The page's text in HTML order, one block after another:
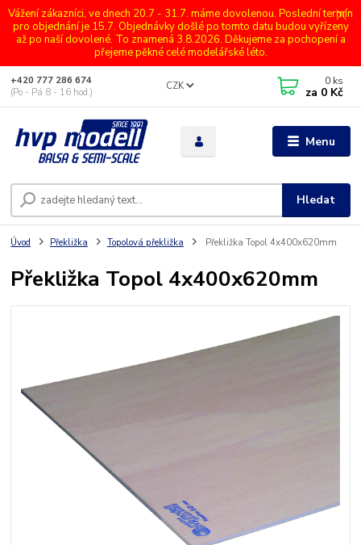
Vážení zákazníci, ve dnech 20.7 - 31.7. máme dovolenou. Poslední termín
pro objednání je 15.7. Objednávky došlé po tomto datu budou vyřízeny
až po naší dovolené. To znamená 3.8.2026. Děkujeme za pochopení a
přejeme pěkné celé modelářské léto.
Menu
CZK
Hledat
+420 777 286 674
(Po - Pá 8 - 16 hod.)
0 ks
za 0 Kč
Úvod Překližka Topolová překližka Překližka Topol 4x400x620mm
Překližka Topol 4x400x620mm